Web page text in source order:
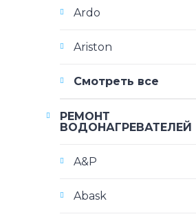
Ardo
Ariston
Смотреть все
РЕМОНТ
ВОДОНАГРЕВАТЕЛЕЙ
A&P
Abask